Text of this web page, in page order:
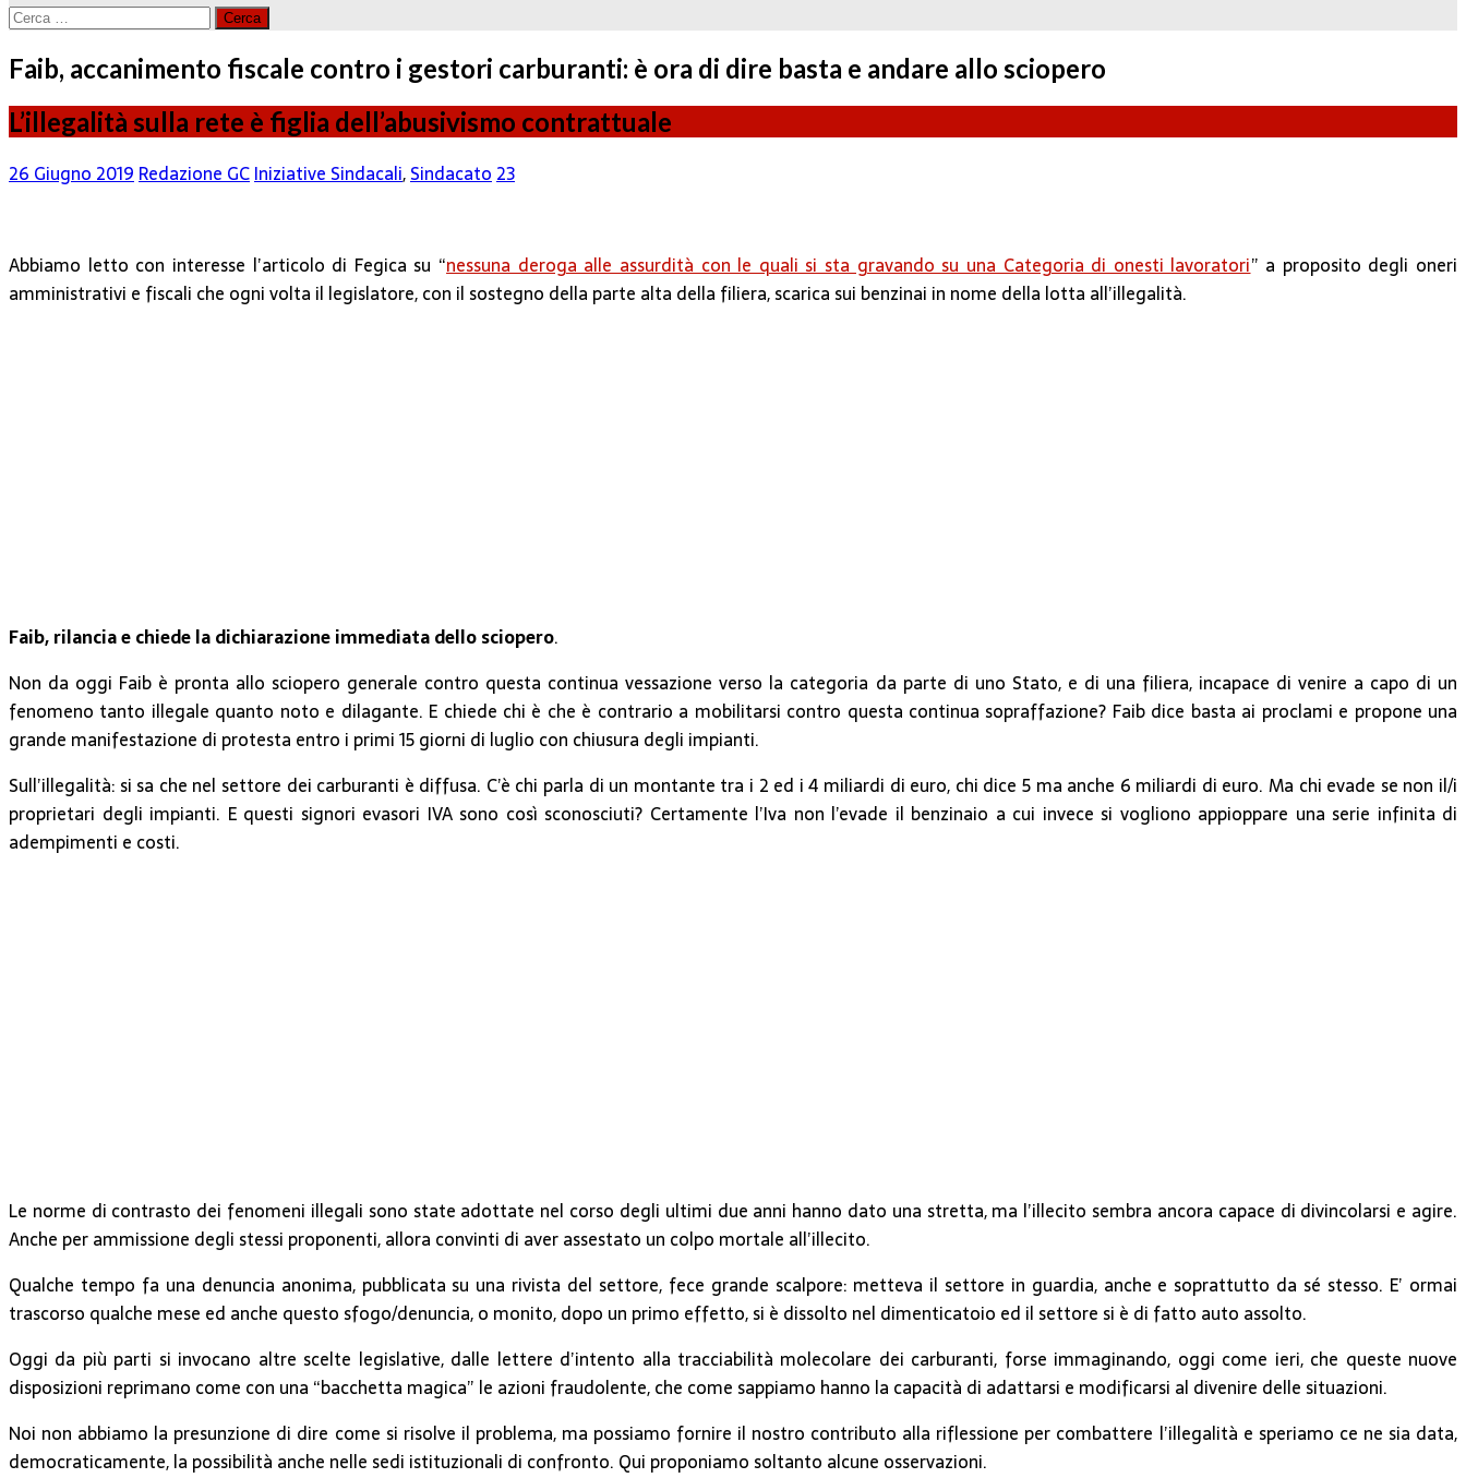
Ricerca
Faib, accanimento fiscale contro i gestori carburanti: è ora di dire basta e andare allo sciopero
L’illegalità sulla rete è figlia dell’abusivismo contrattuale
26 Giugno 2019 Redazione GCIniziative Sindacali,Sindacato 23
Abbiamo letto con interesse l’articolo di Fegica su “nessuna deroga alle assurdità con le quali si sta gravando su una Categoria di onesti lavoratori” a proposito degli oneri
amministrativi e fiscali che ogni volta il legislatore, con il sostegno della parte alta della filiera, scarica sui benzinai in nome della lotta all’illegalità.
Faib, rilancia e chiede la dichiarazione immediata dello sciopero.
Non da oggi Faib è pronta allo sciopero generale contro questa continua vessazione verso la categoria da parte di uno Stato, e di una filiera, incapace di venire a capo di un
fenomeno tanto illegale quanto noto e dilagante. E chiede chi è che è contrario a mobilitarsi contro questa continua sopraffazione? Faib dice basta ai proclami e propone una
grande manifestazione di protesta entro i primi 15 giorni di luglio con chiusura degli impianti.
Sull’illegalità: si sa che nel settore dei carburanti è diffusa. C’è chi parla di un montante tra i 2 ed i 4 miliardi di euro, chi dice 5 ma anche 6 miliardi di euro. Ma chi evade se non il/i
proprietari degli impianti. E questi signori evasori IVA sono così sconosciuti? Certamente l’Iva non l’evade il benzinaio a cui invece si vogliono appioppare una serie infinita di
adempimenti e costi.
Le norme di contrasto dei fenomeni illegali sono state adottate nel corso degli ultimi due anni hanno dato una stretta, ma l’illecito sembra ancora capace di divincolarsi e agire.
Anche per ammissione degli stessi proponenti, allora convinti di aver assestato un colpo mortale all’illecito.
Qualche tempo fa una denuncia anonima, pubblicata su una rivista del settore, fece grande scalpore: metteva il settore in guardia, anche e soprattutto da sé stesso. E’ ormai
trascorso qualche mese ed anche questo sfogo/denuncia, o monito, dopo un primo effetto, si è dissolto nel dimenticatoio ed il settore si è di fatto auto assolto.
Oggi da più parti si invocano altre scelte legislative, dalle lettere d’intento alla tracciabilità molecolare dei carburanti, forse immaginando, oggi come ieri, che queste nuove
disposizioni reprimano come con una “bacchetta magica” le azioni fraudolente, che come sappiamo hanno la capacità di adattarsi e modificarsi al divenire delle situazioni.
Noi non abbiamo la presunzione di dire come si risolve il problema, ma possiamo fornire il nostro contributo alla riflessione per combattere l’illegalità e speriamo ce ne sia data,
democraticamente, la possibilità anche nelle sedi istituzionali di confronto. Qui proponiamo soltanto alcune osservazioni.